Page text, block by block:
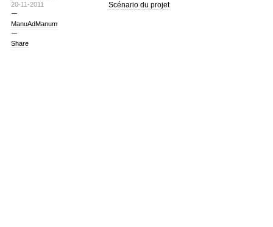
20-11-2011
ManuAdManum
Share
Scénario du projet